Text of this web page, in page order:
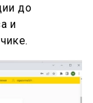
до
и